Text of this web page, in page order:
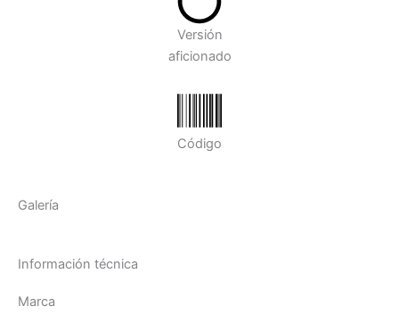
Versión
aficionado
Código
Galería
Información técnica
Marca